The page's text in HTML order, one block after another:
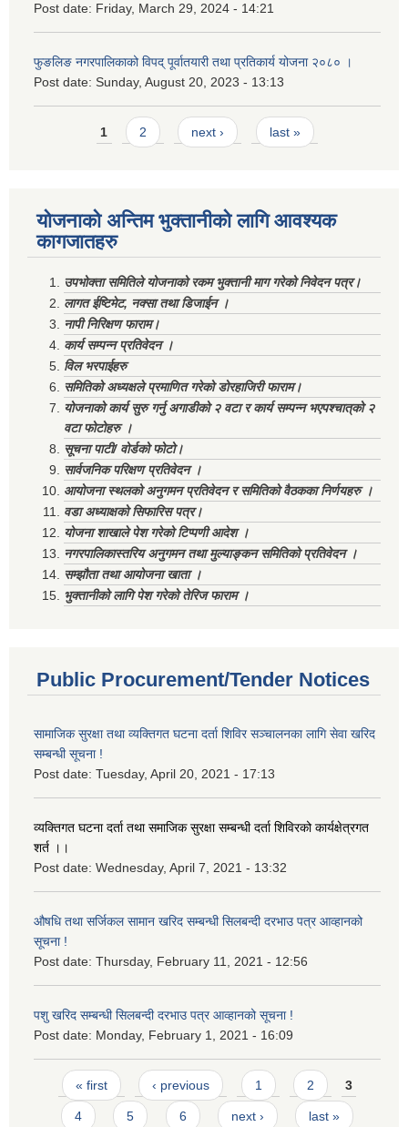
Post date: Friday, March 29, 2024 - 14:21
फुङलिङ नगरपालिकाको विपद् पूर्वातयारी तथा प्रतिकार्य योजना २०८० ।
Post date: Sunday, August 20, 2023 - 13:13
Pages1 2 next › last »
योजनाको अन्तिम भुक्तानीको लागि आवश्यक
कागजातहरु
उपभोक्ता समितिले योजनाको रकम भुक्तानी माग गरेको निवेदन पत्र।
लागत ईष्टिमेट, नक्सा तथा डिजाईन ।
नापी निरिक्षण फाराम।
कार्य सम्पन्न प्रतिवेदन ।
विल भरपाईहरु
समितिको अध्यक्षले प्रमाणित गरेको डोरहाजिरी फाराम।
योजनाको कार्य सुरु गर्नु अगाडीको २ वटा र कार्य सम्पन्न भएपश्चात्‌को २
वटा फोटोहरु ।
सूचना पाटी/ वोर्डको फोटो।
सार्वजनिक परिक्षण प्रतिवेदन ।
आयोजना स्थलको अनुगमन प्रतिवेदन र समितिको वैठकका निर्णयहरु ।
वडा अध्याक्षको सिफारिस पत्र।
योजना शाखाले पेश गरेको टिप्पणी आदेश ।
नगरपालिकास्तरिय अनुगमन तथा मुल्याङ्कन समितिको प्रतिवेदन ।
सम्झौता तथा आयोजना खाता ।
भुक्तानीको लागि पेश गरेको तेरिज फाराम ।
Public Procurement/Tender Notices
सामाजिक सुरक्षा तथा व्यक्तिगत घटना दर्ता शिविर सञ्चालनका लागि सेवा खरिद
सम्बन्धी सूचना !
Post date: Tuesday, April 20, 2021 - 17:13
व्यक्तिगत घटना दर्ता तथा समाजिक सुरक्षा सम्बन्धी दर्ता शिविरको कार्यक्षेत्रगत
शर्त ।।
Post date: Wednesday, April 7, 2021 - 13:32
औषधि तथा सर्जिकल सामान खरिद सम्बन्धी सिलबन्दी दरभाउ पत्र आव्हानको
सूचना !
Post date: Thursday, February 11, 2021 - 12:56
पशु खरिद सम्बन्धी सिलबन्दी दरभाउ पत्र आव्हानको सूचना !
Post date: Monday, February 1, 2021 - 16:09
Pages
« first ‹ previous 1 2 3
4 5 6 next › last »